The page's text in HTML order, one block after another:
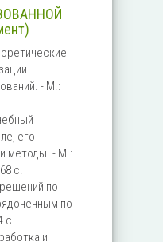
- М.:
его
методы. - М.:
с.
по
по
с.
и